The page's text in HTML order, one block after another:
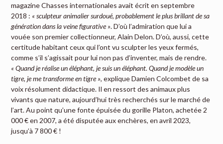
magazine Chasses internationales avait écrit en septembre
2018 : « sculpteur animalier surdoué, probablement le plus brillant de sa
génération dans la veine figurative ». D’où l’admiration que lui a
vouée son premier collectionneur, Alain Delon. D’où, aussi, cette
certitude habitant ceux qui l’ont vu sculpter les yeux fermés,
comme s’il s’agissait pour lui non pas d’inventer, mais de rendre.
« Quand je réalise un éléphant, je suis un éléphant. Quand je modèle un
tigre, je me transforme en tigre », explique Damien Colcombet de sa
voix résolument didactique. Il en ressort des animaux plus
vivants que nature, aujourd’hui très recherchés sur le marché de
l’art. Au point qu’une fonte épuisée du gorille Platon, achetée 2
000 € en 2007, a été disputée aux enchères, en avril 2023,
jusqu’à 7 800 € !